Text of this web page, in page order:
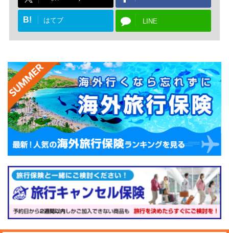
B! はてブ LINE